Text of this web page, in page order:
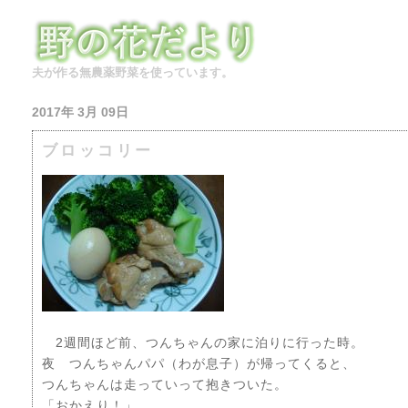
夫が作る無農薬野菜を使っています。
2017年 3月 09日
ブロッコリー
2週間ほど前、つんちゃんの家に泊りに行った時。
夜 つんちゃんパパ（わが息子）が帰ってくると、
つんちゃんは走っていって抱きついた。